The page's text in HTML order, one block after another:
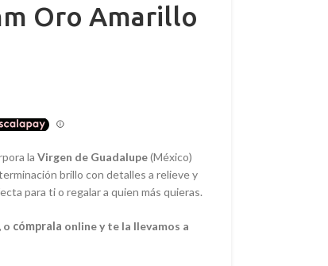
Oro Amarillo
la Virgen de Guadalupe(México)
brillo con detalles a relieve y
para ti o regalar a quien más quieras.
, o cómprala online y te la llevamos a